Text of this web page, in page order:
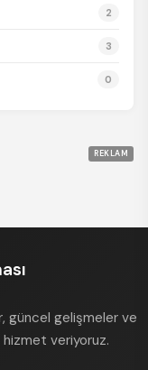
2
3
0
REKLAM
güncel gelişmeler ve
hizmet veriyoruz.